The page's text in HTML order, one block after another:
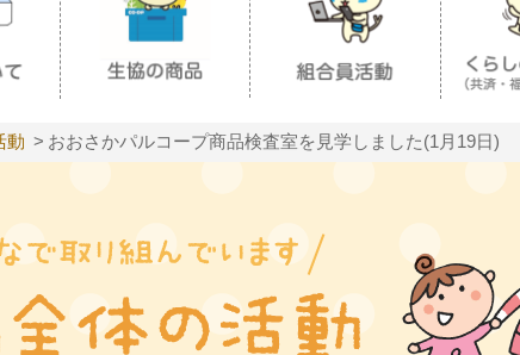
動 おおさかパルコープ商品検査室を見学しました(1月19日)